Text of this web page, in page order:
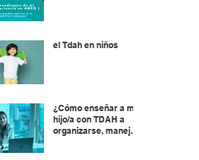
el Tdah en niños
¿Cómo enseñar a mi
hijo/a con TDAH a
organizarse, manejar